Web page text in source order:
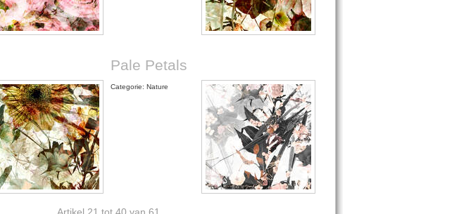
Pale Petals
Categorie: Nature